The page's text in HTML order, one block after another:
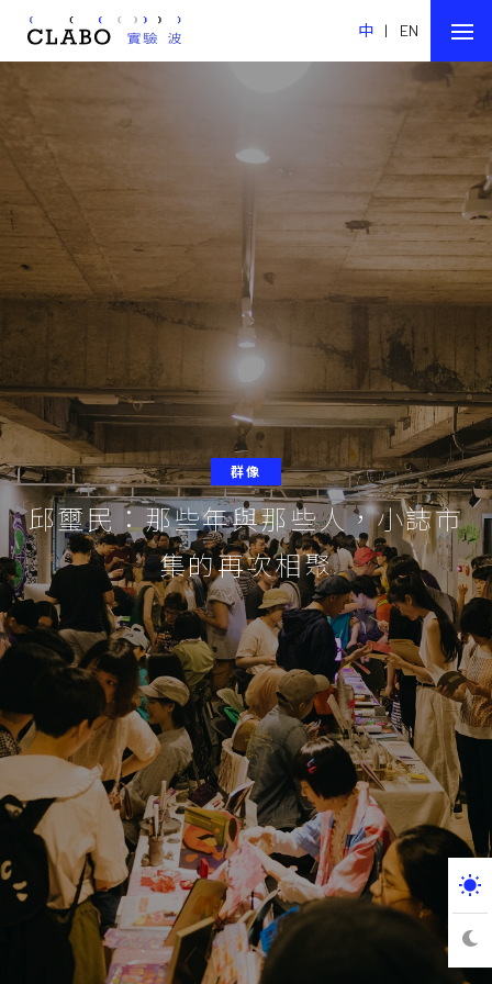
中 | EN
群像
邱璽民：那些年與那些人，小誌市
集的再次相聚